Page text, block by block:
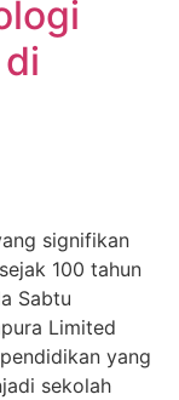
signifikan
100 tahun
Sabtu
Limited
yang
sekolah